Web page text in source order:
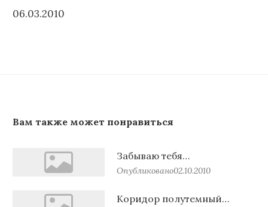
06.03.2010
Вам также может понравиться
Забываю тебя…
Опубликовано02.10.2010
Коридор полутемный…